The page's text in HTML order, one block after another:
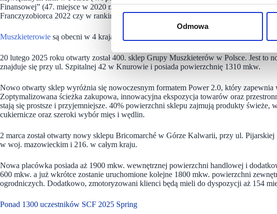
Odmowa
Finansowej” (47. miejsce w 2020 r.), w zestawieniu Najwięksi money.pl (48. pozycja
Franczyzobiorca 2022 czy w rankingu „30 najpopularniejszych franczyz” magazynu
Muszkieterowie są obecni w 4 krajach Europy: Polsce, Francji, Belgii i Portugalii.
20 lutego 2025 roku otwarty został 400. sklep Grupy Muszkieterów w Polsce. Jest to
znajduje się przy ul. Szpitalnej 42 w Knurowie i posiada powierzchnię 1310 mkw.
Nowo otwarty sklep wyróżnia się nowoczesnym formatem Power 2.0, który
Zoptymalizowana ścieżka zakupowa, innowacyjna ekspozycja towarów oraz
stają się prostsze i przyjemniejsze. 40% powierzchni sklepu zajmują produkty
cukiernicze oraz szeroki wybór mięs i wędlin.
2 marca został otwarty nowy sklepu Bricomarché w Górze Kalwarii, przy ul. Pijarskiej
w woj. mazowieckim i 216. w całym kraju.
Nowa placówka posiada aż 1900 mkw. wewnętrznej powierzchni handlowej i
600 mkw. a już wkrótce zostanie uruchomione kolejne 1800 mkw. powierzchni
ogrodniczych. Dodatkowo, zmotoryzowani klienci będą mieli do dyspozycji aż 154
Ponad 1300 uczestników SCF 2025 Spring